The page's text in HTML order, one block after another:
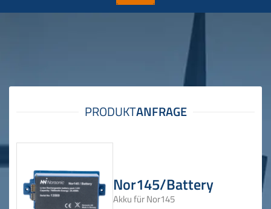
Nor145/Battery
Akku für Nor145